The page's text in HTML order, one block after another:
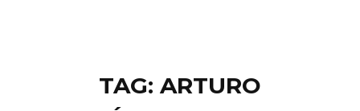
TAG: ARTURO